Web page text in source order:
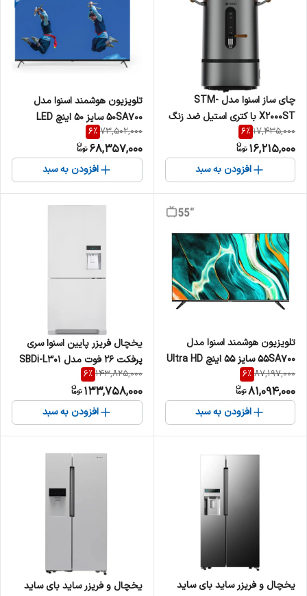
چای ساز اسنوا مدل STM-
X2000ST با کتری استیل ضد زنگ
17,435,000
6%
16,215,000
افزودن به سبد
تلویزیون هوشمند اسنوا مدل
50SA700 سایز ۵۰ اینچ LED
73,502,000
6%
68,357,000
افزودن به سبد
تلویزیون هوشمند اسنوا مدل
55SA700 سایز ۵۵ اینچ Ultra HD
4K LED
87,197,000
6%
81,094,000
افزودن به سبد
یخچال فریزر پایین اسنوا سری
پرفکت 26 فوت مدل SBDi-L301
143,825,000
6%
133,758,000
افزودن به سبد
یخچال و فریزر ساید بای ساید
یخچال و فریزر ساید بای ساید